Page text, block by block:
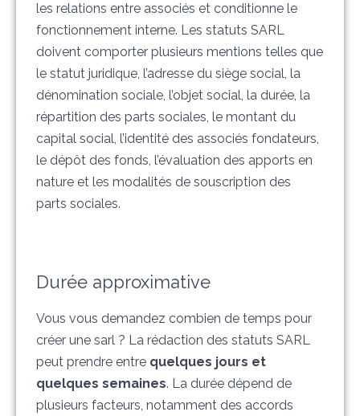
les relations entre associés et conditionne le
fonctionnement interne. Les statuts SARL
doivent comporter plusieurs mentions telles que
le statut juridique, l’adresse du siège social, la
dénomination sociale, l’objet social, la durée, la
répartition des parts sociales, le montant du
capital social, l’identité des associés fondateurs,
le dépôt des fonds, l’évaluation des apports en
nature et les modalités de souscription des
parts sociales.
Durée approximative
Vous vous demandez combien de temps pour
créer une sarl ? La rédaction des statuts SARL
peut prendre entre quelques jours et
quelques semaines. La durée dépend de
plusieurs facteurs, notamment des accords